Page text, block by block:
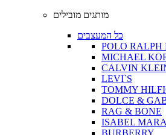
מותגים מובילים
כל המעצבים
POLO RALPH
MICHAEL
CALVIN
LEVI`S
TOMMY
DOLCE &
RAG & BONE
ISABEL
BURBERRY